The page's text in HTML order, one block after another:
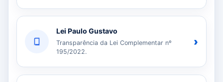
Lei Paulo Gustavo
Transparência da Lei Complementar nº
195/2022.
›